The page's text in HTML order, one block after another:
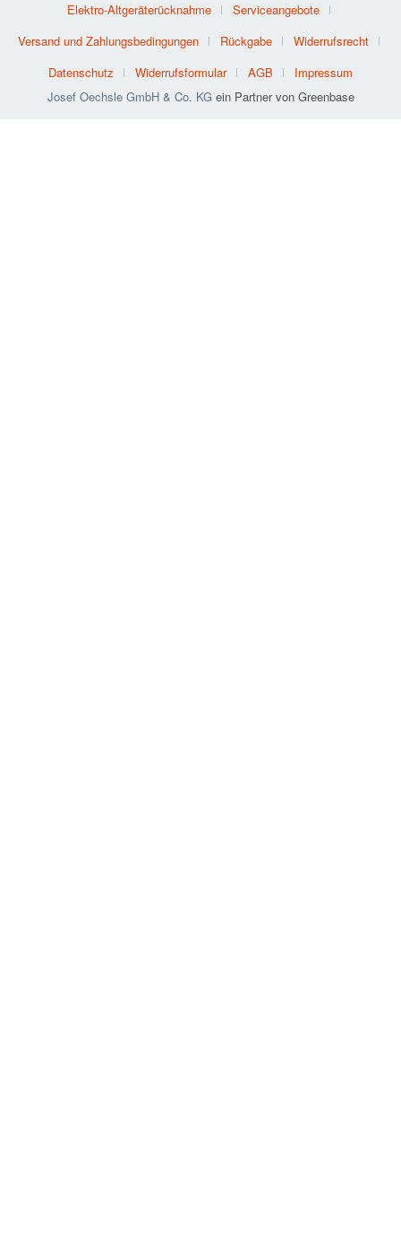
Elektro-Altgeräterücknahme
Serviceangebote
Versand und Zahlungsbedingungen
Rückgabe
Widerrufsrecht
Datenschutz
Widerrufsformular AGB
Impressum
Josef Oechsle GmbH & Co. KG ein Partner von Greenbase